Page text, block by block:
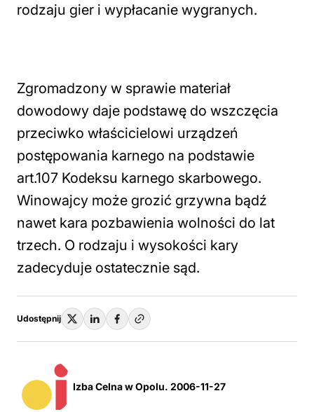
rodzaju gier i wypłacanie wygranych.
Zgromadzony w sprawie materiał
dowodowy daje podstawę do wszczęcia
przeciwko właścicielowi urządzeń
postępowania karnego na podstawie
art.107 Kodeksu karnego skarbowego.
Winowajcy może grozić grzywna bądź
nawet kara pozbawienia wolności do lat
trzech. O rodzaju i wysokości kary
zadecyduje ostatecznie sąd.
Udostępnij
Izba Celna w Opolu. 2006-11-27